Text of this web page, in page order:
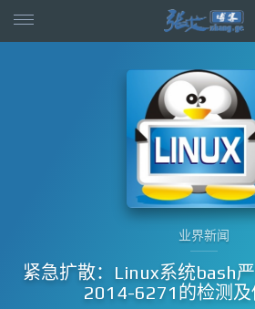
业界新闻
紧急扩散：Linux系统bash
2014-6271的检测及